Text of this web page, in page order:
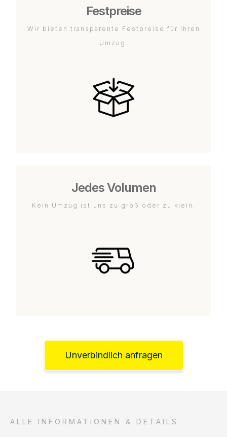
Festpreise
Wir bieten transparente Festpreise für Ihren
Umzug.
Jedes Volumen
Kein Umzug ist uns zu groß oder zu klein.
Unverbindlich anfragen
ALLE INFORMATIONEN & DETAILS